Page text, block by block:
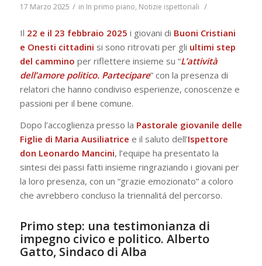
17 Marzo 2025 / in In primo piano, Notizie ispettoriali /
Il 22 e il 23 febbraio 2025 i giovani di Buoni Cristiani
e Onesti cittadini si sono ritrovati per gli ultimi step
del cammino per riflettere insieme su “L’attività
dell’amore politico. Partecipare” con la presenza di
relatori che hanno condiviso esperienze, conoscenze e
passioni per il bene comune.
Dopo l’accoglienza presso la Pastorale giovanile delle
Figlie di Maria Ausiliatrice e il saluto dell’Ispettore
don Leonardo Mancini, l’equipe ha presentato la
sintesi dei passi fatti insieme ringraziando i giovani per
la loro presenza, con un “grazie emozionato” a coloro
che avrebbero concluso la triennalitá del percorso.
Primo step: una testimonianza di
impegno civico e politico. Alberto
Gatto, Sindaco di Alba